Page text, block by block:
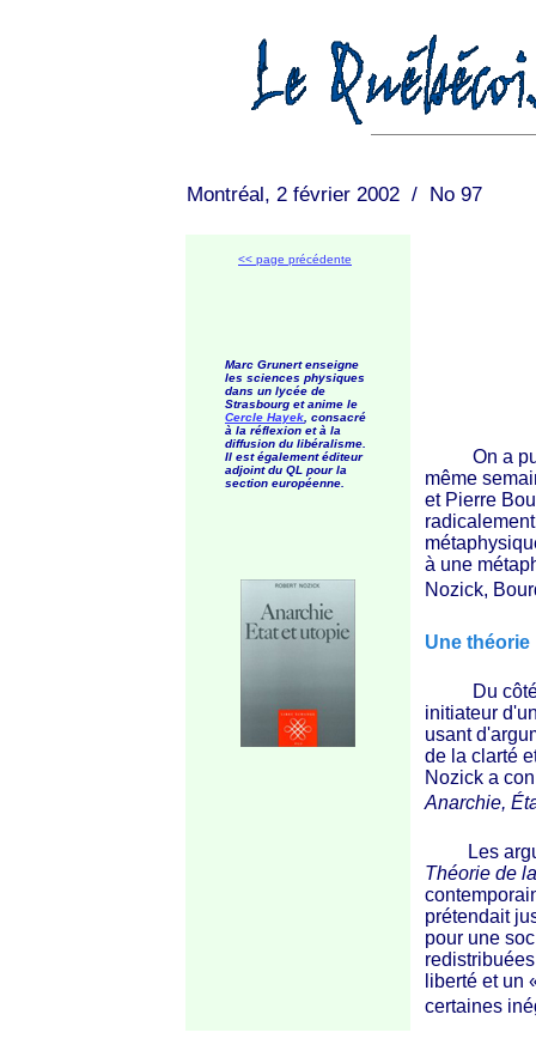
Montréal, 2 février 2002 / No 97
<< page précédente
Marc Grunert enseigne
les sciences physiques
dans un lycée de
Strasbourg et anime le
Cercle Hayek , consacré
à la réflexion et à la
diffusion du libéralisme.
Il est également éditeur
adjoint du QL pour la
section européenne.
On a pu
même
et Pierre
à une
Nozick,
Une
Du
initiateur
usant
de la clarté
Nozick a
Anarchie,
Les
Théorie de
prétendait
pour une
liberté et un
certaines